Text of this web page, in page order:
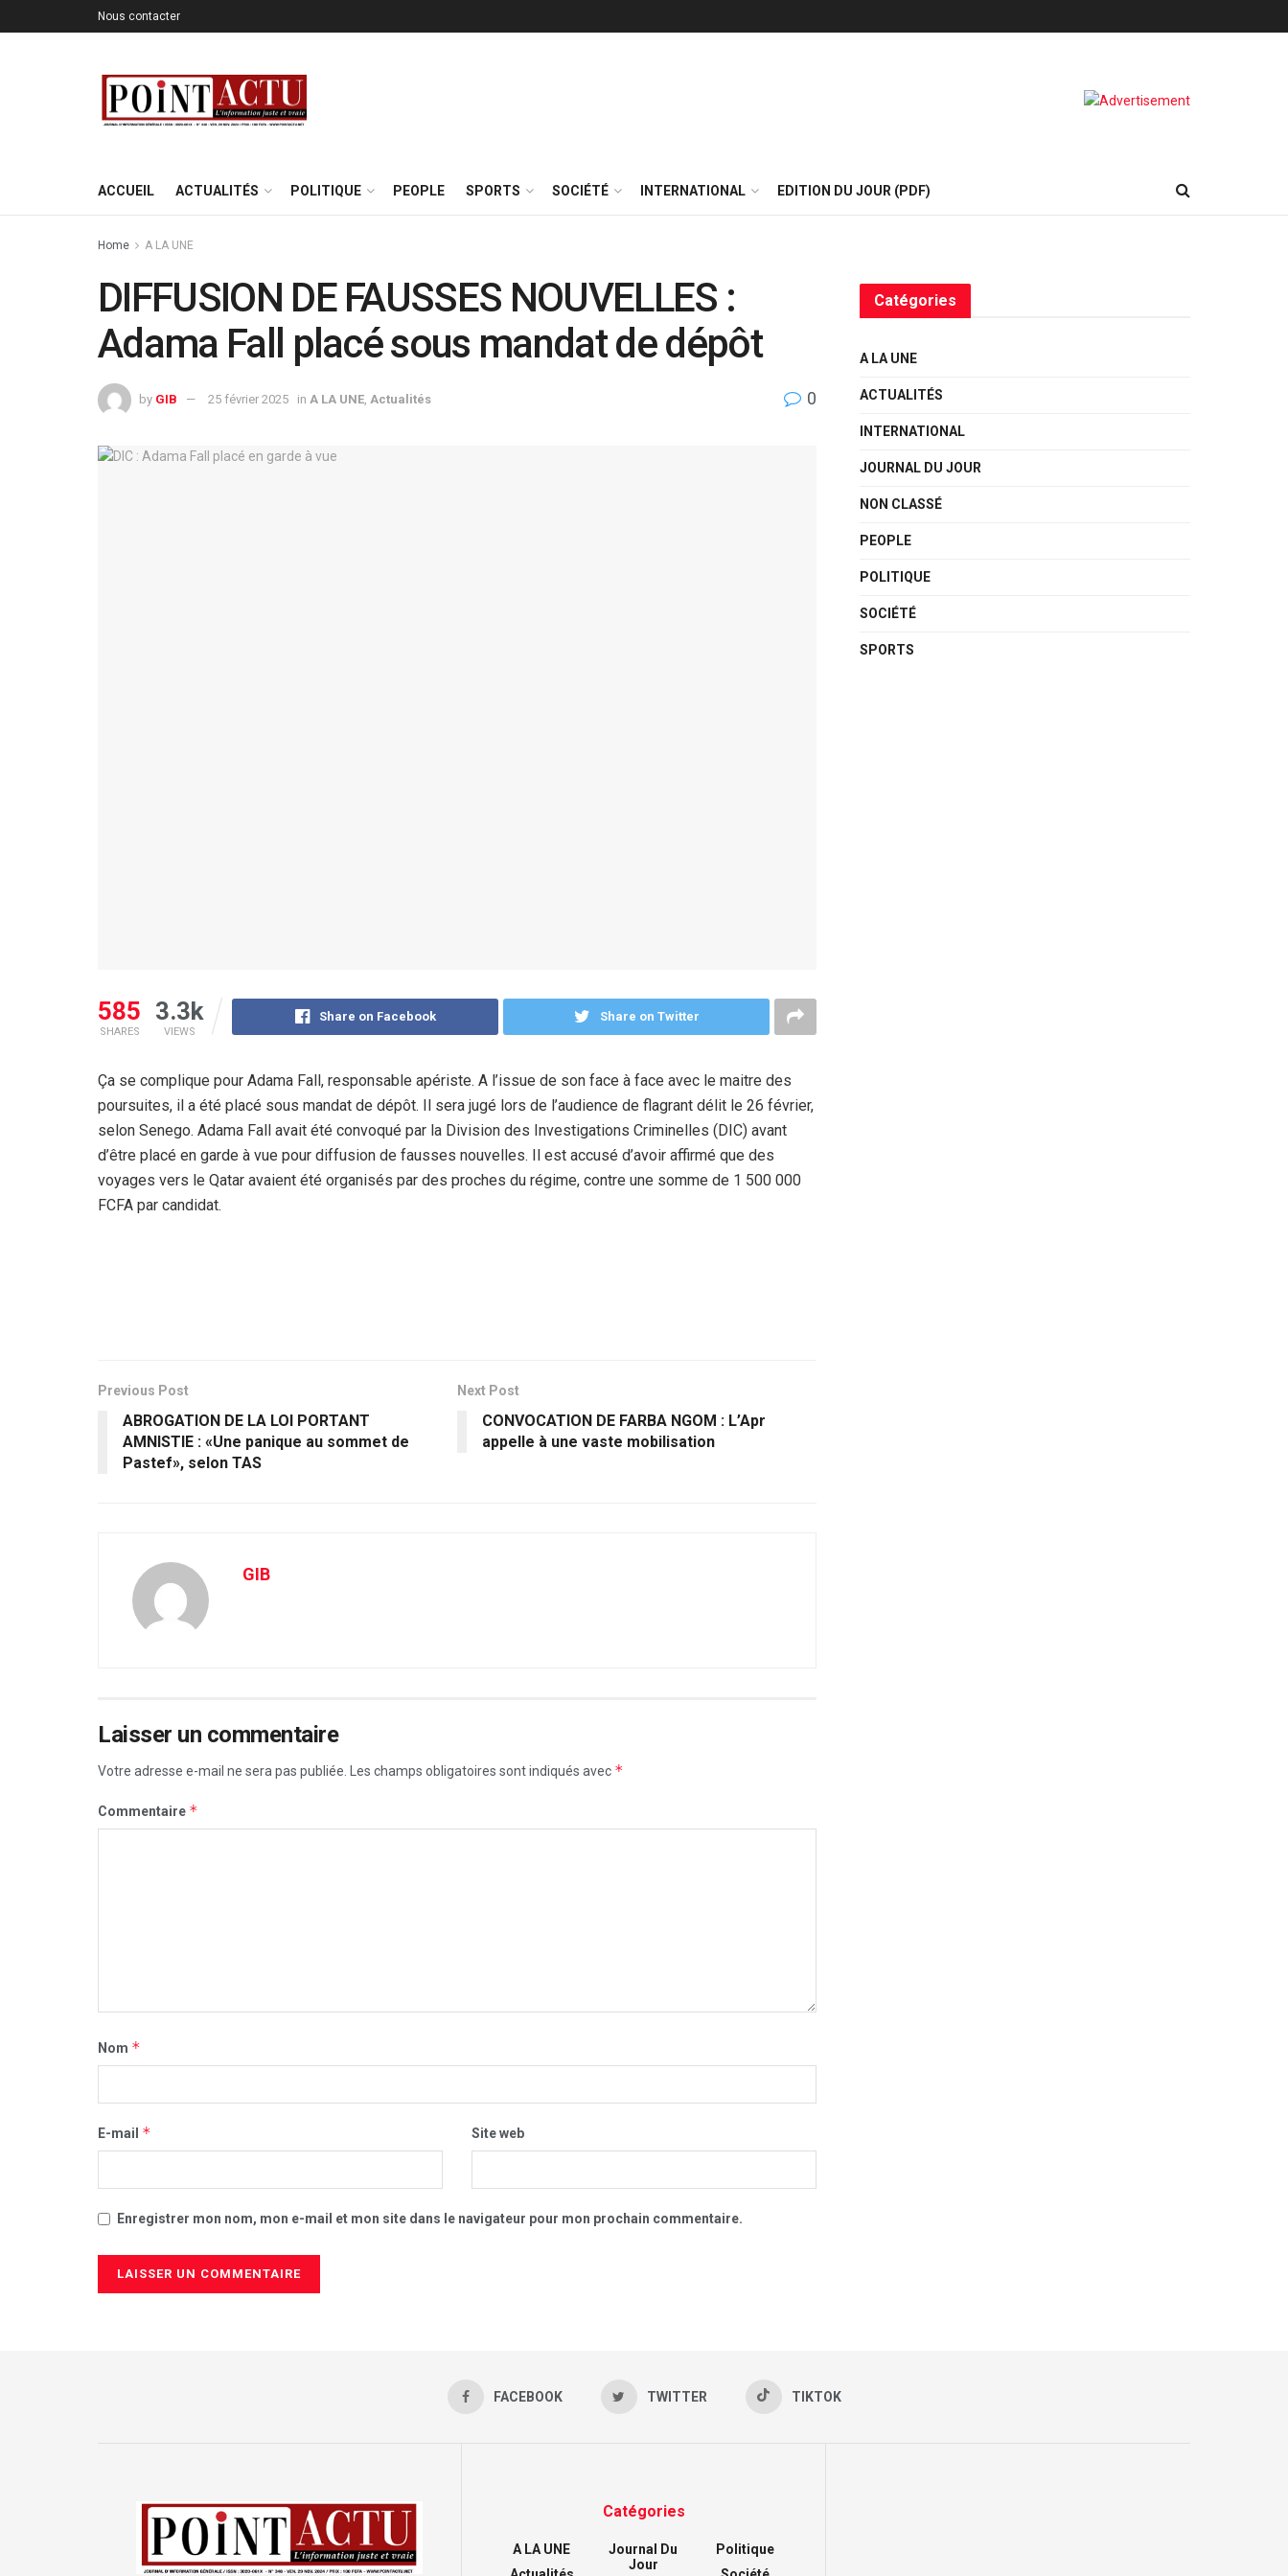
Nous contacter
ACCUEIL ACTUALITÉS POLITIQUE PEOPLE SPORTS SOCIÉTÉ INTERNATIONAL EDITION DU JOUR (PDF)
Home A LA UNE
DIFFUSION DE FAUSSES NOUVELLES :
Adama Fall placé sous mandat de dépôt
by GIB 25 février 2025 in A LA UNE Actualités 0
585
SHARES
3.3k
VIEWS
Share on Facebook Share on Twitter
Ça se complique pour Adama Fall, responsable apériste. A l’issue de son face à face avec le maitre des
poursuites, il a été placé sous mandat de dépôt. Il sera jugé lors de l’audience de flagrant délit le 26 février,
selon Senego. Adama Fall avait été convoqué par la Division des Investigations Criminelles (DIC) avant
d’être placé en garde à vue pour diffusion de fausses nouvelles. Il est accusé d’avoir affirmé que des
voyages vers le Qatar avaient été organisés par des proches du régime, contre une somme de 1 500 000
FCFA par candidat.
Previous Post
ABROGATION DE LA LOI PORTANT
AMNISTIE : «Une panique au sommet de
Pastef», selon TAS
Next Post
CONVOCATION DE FARBA NGOM : L’Apr
appelle à une vaste mobilisation
GIB
Laisser un commentaire
Votre adresse e-mail ne sera pas publiée. Les champs obligatoires sont indiqués avec *
Commentaire *
Nom *
E-mail * Site web
Enregistrer mon nom, mon e-mail et mon site dans le navigateur pour mon prochain commentaire.
Catégories
A LA UNE
ACTUALITÉS
INTERNATIONAL
JOURNAL DU JOUR
NON CLASSÉ
PEOPLE
POLITIQUE
SOCIÉTÉ
SPORTS
FACEBOOK TWITTER TIKTOK
Catégories
A LA UNE
Journal Du
Jour
Politique